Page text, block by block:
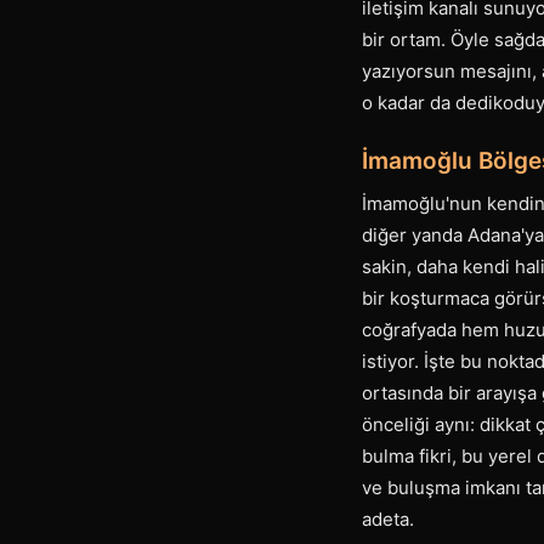
iletişim kanalı
bir ortam. Öyle
yazıyorsun
o kadar da
İmamoğlu
İmamoğlu'nun
diğer yanda
sakin, daha kendi
bir koşturmaca
coğrafyada hem
istiyor. İşte bu
ortasında bir
önceliği aynı:
bulma fikri, bu yerel
ve buluşma imkanı
adeta.